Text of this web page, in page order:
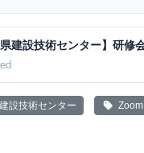
設技術センター Zoom